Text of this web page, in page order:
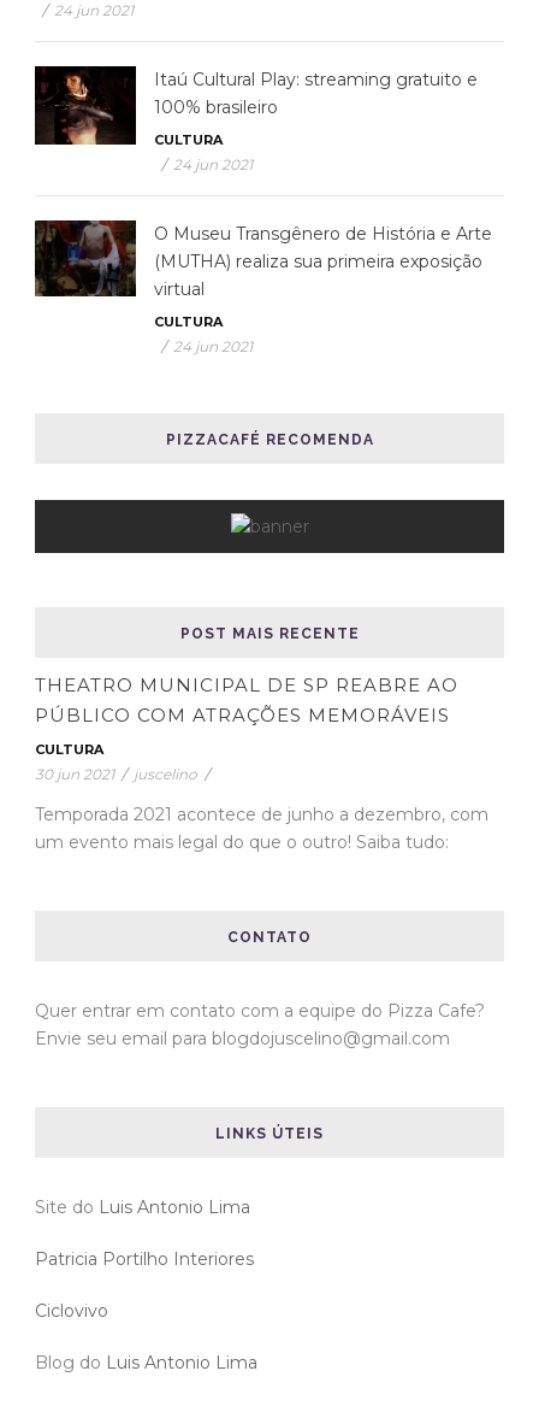
/ 24 jun 2021
Itaú Cultural Play: streaming gratuito e
100% brasileiro
CULTURA
/ 24 jun 2021
O Museu Transgênero de História e Arte
(MUTHA) realiza sua primeira exposição
virtual
CULTURA
/ 24 jun 2021
PIZZACAFÉ RECOMENDA
POST MAIS RECENTE
THEATRO MUNICIPAL DE SP REABRE AO
PÚBLICO COM ATRAÇÕES MEMORÁVEIS
CULTURA
30 jun 2021 / juscelino /
Temporada 2021 acontece de junho a dezembro, com
um evento mais legal do que o outro! Saiba tudo:
CONTATO
Quer entrar em contato com a equipe do Pizza Cafe?
Envie seu email para blogdojuscelino@gmail.com
LINKS ÚTEIS
Site do Luis Antonio Lima
Patricia Portilho Interiores
Ciclovivo
Blog do Luis Antonio Lima